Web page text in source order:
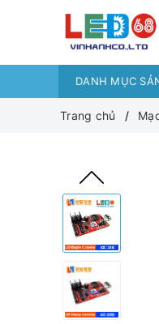
DANH MỤC
Trang chủ